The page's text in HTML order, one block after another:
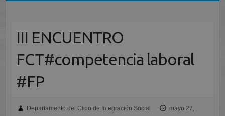
III ENCUENTRO
FCT#competencia laboral
#FP
Departamento del Ciclo de Integración Social
mayo 27,